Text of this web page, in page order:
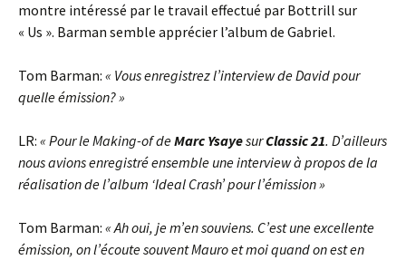
montre intéressé par le travail effectué par Bottrill sur
« Us ». Barman semble apprécier l’album de Gabriel.
Tom Barman: « Vous enregistrez l’interview de David pour
quelle émission? »
LR: « Pour le Making-of deMarc YsayesurClassic 21. D’ailleurs
nous avions enregistré ensemble une interview à propos de la
réalisation de l’album ‘Ideal Crash’ pour l’émission »
Tom Barman: « Ah oui, je m’en souviens. C’est une excellente
émission, on l’écoute souvent Mauro et moi quand on est en